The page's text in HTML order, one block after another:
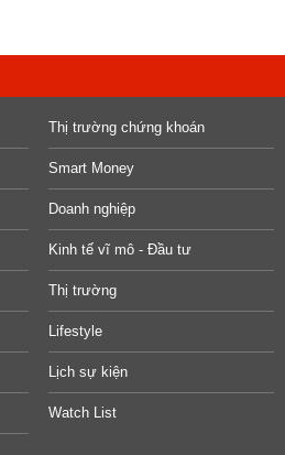
Thị trường chứng khoán
Smart Money
Doanh nghiệp
Kinh tế vĩ mô - Đầu tư
Thị trường
Lifestyle
Lịch sự kiện
Watch List